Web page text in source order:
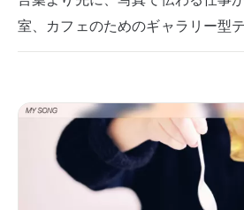
室、カフェのためのギャラリー型